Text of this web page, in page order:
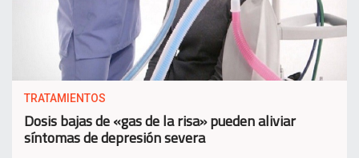
TRATAMIENTOS
Dosis bajas de «gas de la risa» pueden aliviar
síntomas de depresión severa